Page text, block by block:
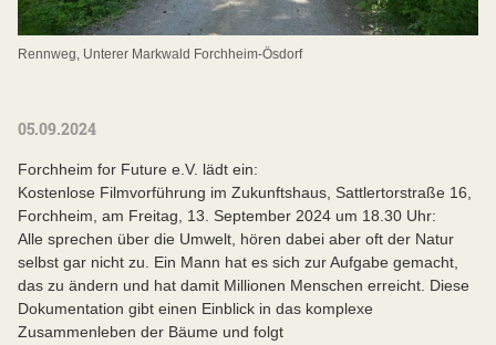
Rennweg, Unterer Markwald Forchheim-Ösdorf
05.09.2024
Forchheim for Future e.V. lädt ein:
Kostenlose Filmvorführung im Zukunftshaus, Sattlertorstraße 16,
Forchheim, am Freitag, 13. September 2024 um 18.30 Uhr:
Alle sprechen über die Umwelt, hören dabei aber oft der Natur
selbst gar nicht zu. Ein Mann hat es sich zur Aufgabe gemacht,
das zu ändern und hat damit Millionen Menschen erreicht. Diese
Dokumentation gibt einen Einblick in das komplexe
Zusammenleben der Bäume und folgt